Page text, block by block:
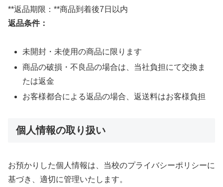
**返品期限：**商品到着後7日以内
返品条件：
未開封・未使用の商品に限ります
商品の破損・不良品の場合は、当社負担にて交換ま
たは返金
お客様都合による返品の場合、返送料はお客様負担
個人情報の取り扱い
お預かりした個人情報は、当校のプライバシーポリシーに
基づき、適切に管理いたします。